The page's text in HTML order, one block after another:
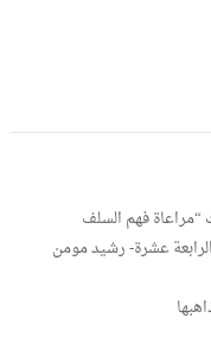
“مراعاة فهم السلف
عشرة- رشيد مومن